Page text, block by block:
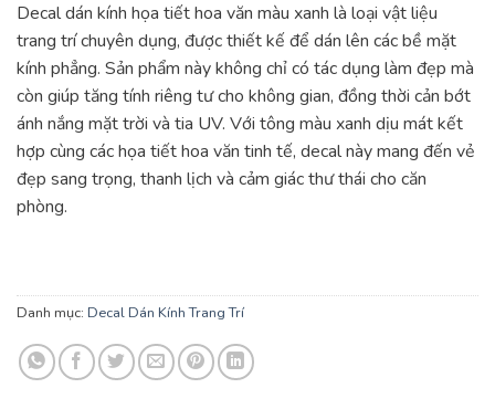
Decal dán kính họa tiết hoa văn màu xanh là loại vật liệu
trang trí chuyên dụng, được thiết kế để dán lên các bề mặt
kính phẳng. Sản phẩm này không chỉ có tác dụng làm đẹp mà
còn giúp tăng tính riêng tư cho không gian, đồng thời cản bớt
ánh nắng mặt trời và tia UV. Với tông màu xanh dịu mát kết
hợp cùng các họa tiết hoa văn tinh tế, decal này mang đến vẻ
đẹp sang trọng, thanh lịch và cảm giác thư thái cho căn
phòng.
Danh mục: Decal Dán Kính Trang Trí